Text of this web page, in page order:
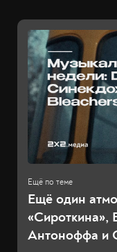
Ещё один
«Сироткина»,
Антоноффа и